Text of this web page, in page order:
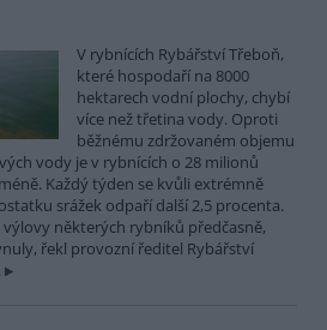
V rybnících Rybářství Třeboň,
které hospodaří na 8000
hektarech vodní plochy, chybí
více než třetina vody. Oproti
běžnému zdržovaném objemu
vody je v rybnících o 28 milionů
Každý týden se kvůli extrémně
srážek odpaří další 2,5 procenta.
výlovy některých rybníků předčasně,
řekl provozní ředitel Rybářství